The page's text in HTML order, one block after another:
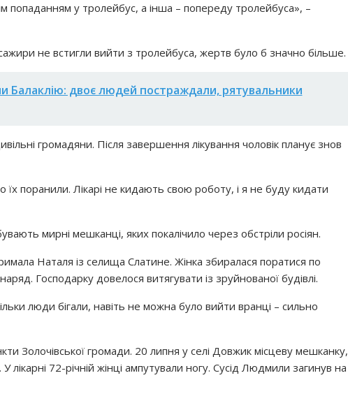
попаданням у тролейбус, а інша – попереду тролейбуса», –
не встигли вийти з тролейбуса, жертв було б значно більше.
Балаклію: двоє людей постраждали, рятувальники
громадяни. Після завершення лікування чоловік планує знов
поранили. Лікарі не кидають свою роботу, і я не буду кидати
мирні мешканці, яких покалічило через обстріли росіян.
Наталя із селища Слатине. Жінка збиралася поратися по
Господарку довелося витягувати із зруйнованої будівлі.
люди бігали, навіть не можна було вийти вранці – сильно
Золочівської громади. 20 липня у селі Довжик місцеву мешканку,
72-річній жінці ампутували ногу. Сусід Людмили загинув на